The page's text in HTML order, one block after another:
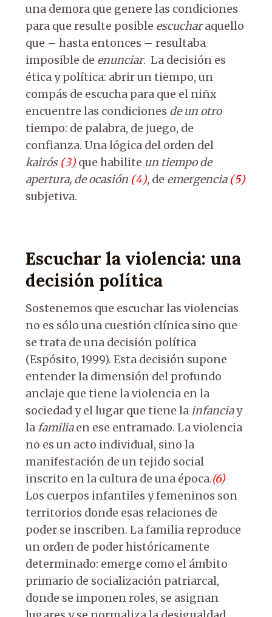
una demora que genere las condiciones
para que resulte posible escucharaquello
que – hasta entonces – resultaba
imposible de enunciar. La decisión es
ética y política: abrir un tiempo, un
compás de escucha para que el niñx
encuentre las condiciones de un otro
tiempo: de palabra, de juego, de
confianza. Una lógica del orden del
kairós (3)que habilite un tiempo de
apertura, de ocasión (4), de emergencia (5)
subjetiva.
Escuchar la violencia: una
decisión política
Sostenemos que escuchar las violencias
no es sólo una cuestión clínica sino que
se trata de una decisión política
(Espósito, 1999). Esta decisión supone
entender la dimensión del profundo
anclaje que tiene la violencia en la
sociedad y el lugar que tiene lainfanciay
lafamiliaen ese entramado. La violencia
no es un acto individual, sino la
manifestación de un tejido social
inscrito en la cultura de una época.(6)
Los cuerpos infantiles y femeninos son
territorios donde esas relaciones de
poder se inscriben. La familia reproduce
un orden de poder históricamente
determinado: emerge como el ámbito
primario de socialización patriarcal,
donde se imponen roles, se asignan